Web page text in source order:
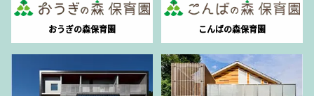
おうぎの森保育園 こんばの森保育園